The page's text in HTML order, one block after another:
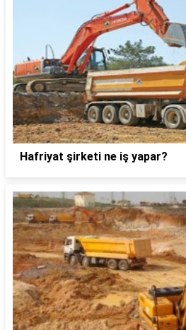
Hafriyat şirketi ne iş yapar?